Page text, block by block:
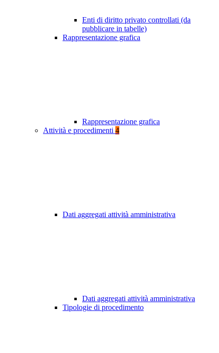
Enti di diritto privato controllati (da
pubblicare in tabelle)
Rappresentazione grafica
Rappresentazione grafica
Attività e procedimenti 4
Dati aggregati attività amministrativa
Dati aggregati attività amministrativa
Tipologie di procedimento